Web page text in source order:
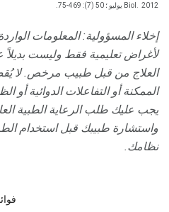
Biol. 2012 يوليو ؛ 50 (7): 469-75.
إخلاء المسؤولية: المعلومات
لأغراض تعليمية فقط وليست
العلاج من قبل طبيب مرخص. لا
الممكنة أو التفاعلات الدوائية أو
يجب عليك طلب الرعاية الطبية
واستشارة طبيبك قبل استخدام
نظامك.